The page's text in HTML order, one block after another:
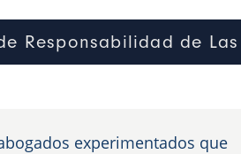
Responsabilidad de Las
experimentados que